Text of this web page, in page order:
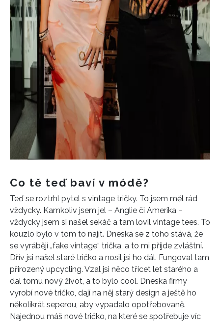
Co tě teď baví v módě?
Teď se roztrhl pytel s vintage tričky. To jsem měl rád
vždycky. Kamkoliv jsem jel – Anglie či Amerika –
vždycky jsem si našel sekáč a tam lovil vintage tees. To
kouzlo bylo v tom to najít. Dneska se z toho stává, že
se vyrábějí „fake vintage“ trička, a to mi přijde zvláštní.
Dřív jsi našel staré tričko a nosil jsi ho dál. Fungoval tam
přirozený upcycling. Vzal jsi něco třicet let starého a
dal tomu nový život, a to bylo cool. Dneska firmy
vyrobí nové tričko, dají na něj starý design a ještě ho
několikrát seperou, aby vypadalo opotřebovaně.
Najednou máš nové tričko, na které se spotřebuje víc